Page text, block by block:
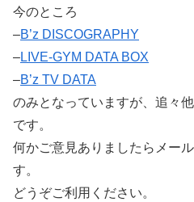
今のところ
–B’z DISCOGRAPHY
–LIVE-GYM DATA BOX
–B’z TV DATA
のみとなっていますが、追々
です。
何かご意見ありましたらメー
す。
どうぞご利用ください。